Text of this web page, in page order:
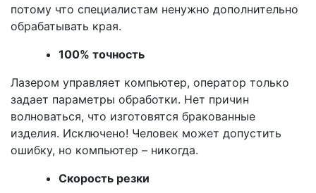
потому что специалистам ненужно дополнительно
обрабатывать края.
100% точность
Лазером управляет компьютер, оператор только
задает параметры обработки. Нет причин
волноваться, что изготовятся бракованные
изделия. Исключено! Человек может допустить
ошибку, но компьютер – никогда.
Скорость резки